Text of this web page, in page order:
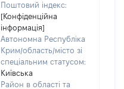
Поштовий індекс:
[Конфіденційна
інформація]
Автономна Республіка
Крим/область/місто зі
спеціальним статусом:
Київська
Район в області та